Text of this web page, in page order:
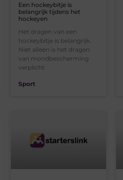
Een hockeybitje is
belangrijk tijdens het
hockeyen
Het dragen van een
hockeybitje is belangrijk.
Niet alleen is het dragen
van mondbescherming
verplicht
Sport